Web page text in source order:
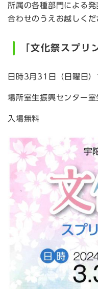
所属の各種部門による
合わせのうえお越しくだ
「文化祭スプリ
日時3月31日（日曜日
場所室生振興センター
入場無料